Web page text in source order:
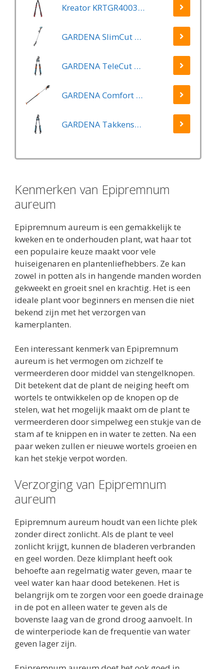
Kreator KRTGR4003 Telescopische takkenschaar – Jong hout - Knipdiameter: Ø34 mm
GARDENA SlimCut Takkenschaar -28mm- Met Hefboommechanisme
GARDENA TeleCut Telescopische - Takkenschaar 520-670B - 42 mm Verstelbare Lengte
GARDENA Comfort Takkenschaar StarCut 160 - Snoeischaar - Reikwijdte ca. 3.5 m - Max Knipdiameter 32 mm
GARDENA Takkenschaar EasyCut 500 B EasyCut
Kenmerken van Epipremnum
aureum
Epipremnum aureum is een gemakkelijk te
kweken en te onderhouden plant, wat haar tot
een populaire keuze maakt voor vele
huiseigenaren en plantenliefhebbers. Ze kan
zowel in potten als in hangende manden worden
gekweekt en groeit snel en krachtig. Het is een
ideale plant voor beginners en mensen die niet
bekend zijn met het verzorgen van
kamerplanten.
Een interessant kenmerk van Epipremnum
aureum is het vermogen om zichzelf te
vermeerderen door middel van stengelknopen.
Dit betekent dat de plant de neiging heeft om
wortels te ontwikkelen op de knopen op de
stelen, wat het mogelijk maakt om de plant te
vermeerderen door simpelweg een stukje van de
stam af te knippen en in water te zetten. Na een
paar weken zullen er nieuwe wortels groeien en
kan het stekje verpot worden.
Verzorging van Epipremnum
aureum
Epipremnum aureum houdt van een lichte plek
zonder direct zonlicht. Als de plant te veel
zonlicht krijgt, kunnen de bladeren verbranden
en geel worden. Deze klimplant heeft ook
behoefte aan regelmatig water geven, maar te
veel water kan haar dood betekenen. Het is
belangrijk om te zorgen voor een goede drainage
in de pot en alleen water te geven als de
bovenste laag van de grond droog aanvoelt. In
de winterperiode kan de frequentie van water
geven lager zijn.